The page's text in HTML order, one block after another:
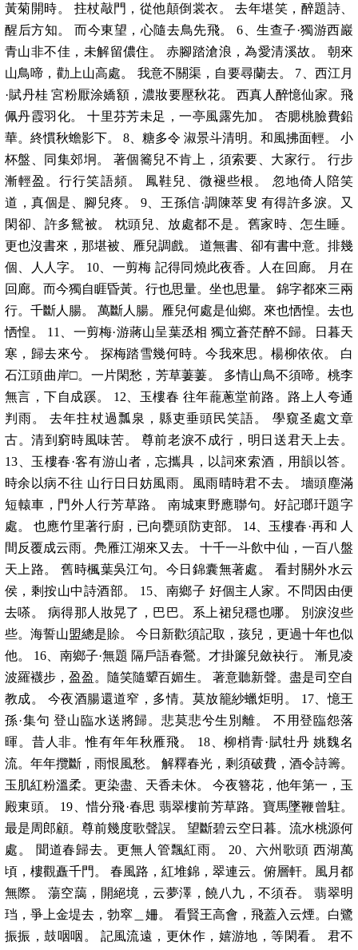
黃菊開時。 拄杖敲門，從他顛倒裳衣。 去年堪笑，醉題詩、
醒后方知。 而今東望，心隨去鳥先飛。 6、生查子·獨游西巖
青山非不佳，未解留儂住。 赤腳踏滄浪，為愛清溪故。 朝來
山鳥啼，勸上山高處。 我意不關渠，自要尋蘭去。 7、西江月
·賦丹桂 宮粉厭涂嬌額，濃妝要壓秋花。 西真人醉憶仙家。飛
佩丹霞羽化。 十里芬芳未足，一亭風露先加。 杏腮桃臉費鉛
華。終慣秋蟾影下。 8、糖多令 淑景斗清明。和風拂面輕。 小
杯盤、同集郊坰。 著個簥兒不肯上，須索要、大家行。 行步
漸輕盈。行行笑語頻。 鳳鞋兒、微褪些根。 忽地倚人陪笑
道，真個是、腳兒疼。 9、王孫信·調陳萃叟 有得許多淚。又
閑卻、許多鴛被。 枕頭兒、放處都不是。舊家時、怎生睡。
更也沒書來，那堪被、雁兒調戲。 道無書、卻有書中意。排幾
個、人人字。 10、一剪梅 記得同燒此夜香。人在回廊。 月在
回廊。而今獨自睚昏黃。行也思量。坐也思量。 錦字都來三兩
行。千斷人腸。 萬斷人腸。雁兒何處是仙鄉。來也恓惶。去也
恓惶。 11、一剪梅·游蔣山呈葉丞相 獨立蒼茫醉不歸。日暮天
寒，歸去來兮。 探梅踏雪幾何時。今我來思。楊柳依依。 白
石江頭曲岸□。一片閑愁，芳草萋萋。 多情山鳥不須啼。桃李
無言，下自成蹊。 12、玉樓春 往年蘢蔥堂前路。路上人夸通
判雨。 去年拄杖過瓢泉，縣吏垂頭民笑語。 學窺圣處文章
古。清到窮時風味苦。 尊前老淚不成行，明日送君天上去。
13、玉樓春·客有游山者，忘攜具，以詞來索酒，用韻以答。
時余以病不往 山行日日妨風雨。風雨晴時君不去。 墻頭塵滿
短轅車，門外人行芳草路。 南城東野應聯句。好記瑯玕題字
處。 也應竹里著行廚，已向甕頭防吏部。 14、玉樓春·再和 人
間反覆成云雨。鳧雁江湖來又去。 十千一斗飲中仙，一百八盤
天上路。 舊時楓葉吳江句。今日錦囊無著處。 看封關外水云
侯，剩按山中詩酒部。 15、南鄉子 好個主人家。不問因由便
去嗏。 病得那人妝晃了，巴巴。系上裙兒穩也哪。 別淚沒些
些。海誓山盟總是賒。 今日新歡須記取，孩兒，更過十年也似
他。 16、南鄉子·無題 隔戶語春鶯。才掛簾兒斂袂行。 漸見凌
波羅襪步，盈盈。隨笑隨顰百媚生。 著意聽新聲。盡是司空自
教成。 今夜酒腸還道窄，多情。莫放籠紗蠟炬明。 17、憶王
孫·集句 登山臨水送將歸。悲莫悲兮生別離。 不用登臨怨落
暉。昔人非。惟有年年秋雁飛。 18、柳梢青·賦牡丹 姚魏名
流。年年攬斷，雨恨風愁。 解釋春光，剩須破費，酒令詩籌。
玉肌紅粉溫柔。更染盡、天香未休。 今夜簪花，他年第一，玉
殿東頭。 19、惜分飛·春思 翡翠樓前芳草路。寶馬墜鞭曾駐。
最是周郎顧。尊前幾度歌聲誤。 望斷碧云空日暮。流水桃源何
處。 聞道春歸去。更無人管飄紅雨。 20、六州歌頭 西湖萬
頃，樓觀矗千門。 春風路，紅堆錦，翠連云。俯層軒。風月都
無際。 蕩空藹，開絕境，云夢澤，饒八九，不須吞。 翡翠明
珰，爭上金堤去，勃窣＿姍。 看賢王高會，飛蓋入云煙。白鷺
振振，鼓咽咽。 記風流遠，更休作，嬉游地，等閑看。 君不